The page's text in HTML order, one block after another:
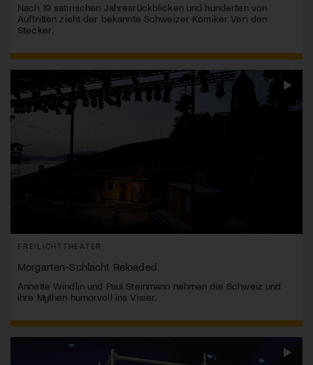
Nach 19 satirischen Jahresrückblicken und hunderten von
Auftritten zieht der bekannte Schweizer Komiker Veri den
Stecker.
FREILICHTTHEATER
Morgarten-Schlacht Reloaded
Annette Windlin und Paul Steinmann nehmen die Schweiz und
ihre Mythen humorvoll ins Visier.